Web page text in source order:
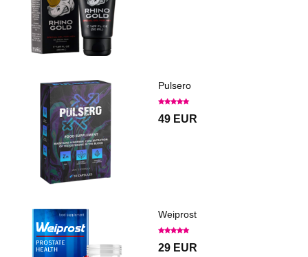
Pulsero
49 EUR
Weiprost
29 EUR